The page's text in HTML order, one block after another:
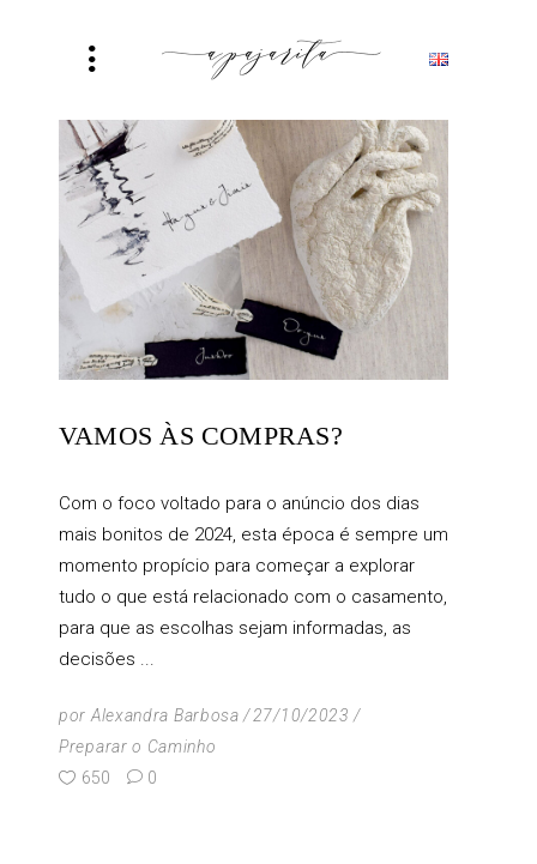
VAMOS ÀS COMPRAS?
Com o foco voltado para o anúncio dos dias
mais bonitos de 2024, esta época é sempre um
momento propício para começar a explorar
tudo o que está relacionado com o casamento,
para que as escolhas sejam informadas, as
decisões
por Alexandra Barbosa
27/10/2023
Preparar o Caminho
650
0